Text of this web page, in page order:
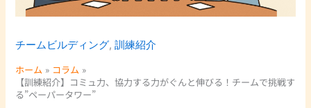
チームビルディング,訓練紹介
ホーム
コラム
【訓練紹介】コミュ力、協力する力がぐんと伸びる！チームで挑戦す
る”ペーパータワー”